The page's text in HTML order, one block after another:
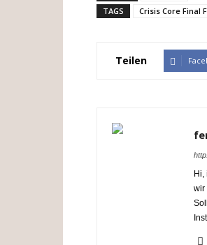
TAGS
Crisis Core Final
Teilen
Hi,
wir